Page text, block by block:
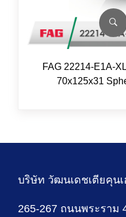
FAG 22214-E1A-
70x125x31
บริษัท วัฒนเดชเตียคุนเ
265-267 ถนนพระราม